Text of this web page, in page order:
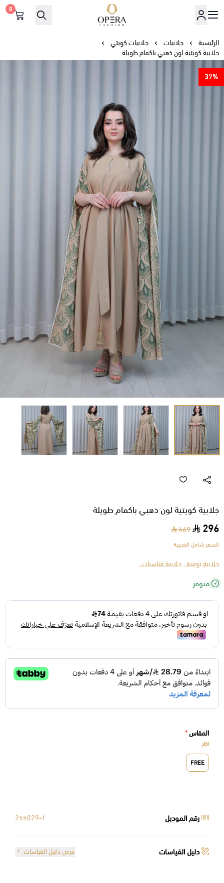
أوبرا فاشن
0
الرئيسية جلابيات
جلابيات كويتي
جلابية كويتية لون ذهبي باكمام طويلة
37%
جلابية كويتية لون ذهبي باكمام طويلة
296
469
السعر شامل الضريبة
جلابية يومية , جلابية مناسبات ,
متوفر
المقاس*
اختر
FREE
رقم الموديل 255029-1
دليل القياسات عرض دليل القياسات